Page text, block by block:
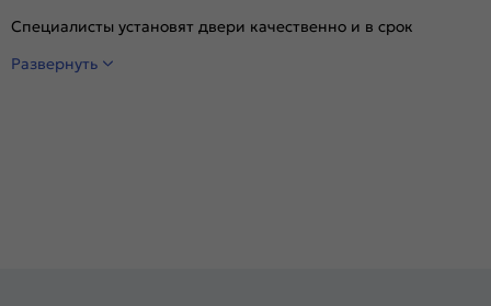
Специалисты установят двери качественно и в срок
Развернуть